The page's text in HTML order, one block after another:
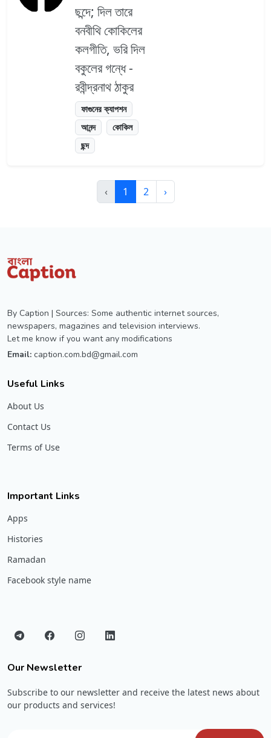
ছন্দে; দিল তারে
বনবীথি কোকিলের
কলগীতি, ভরি দিল
বকুলের গন্ধে -
রবীন্দ্রনাথ ঠাকুর
ফাগুনের ক্যাপশন
আনন্দ
কোকিল
ছন্দ
‹ 1 2 ›
By Caption | Sources: Some authentic internet sources,
newspapers, magazines and television interviews.
Let me know if you want any modifications
Email: caption.com.bd@gmail.com
Useful Links
About Us
Contact Us
Terms of Use
Important Links
Apps
Histories
Ramadan
Facebook style name
Our Newsletter
Subscribe to our newsletter and receive the latest news about
our products and services!